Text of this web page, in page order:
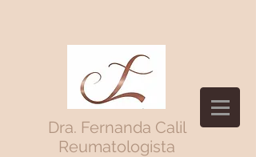
Dra. Fernanda Calil
Reumatologista